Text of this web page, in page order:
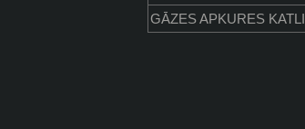
GĀZES APKURES KATLI